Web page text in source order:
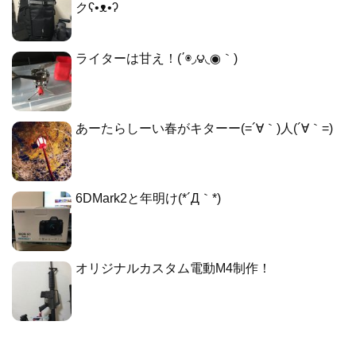
クʕ•ᴥ•ʔ
ライターは甘え！(΄◉◞౪◟◉｀)
あーたらしーい春がキターー(=´∀｀)人(´∀｀=)
6DMark2と年明け(*´Д｀*)
オリジナルカスタム電動M4制作！